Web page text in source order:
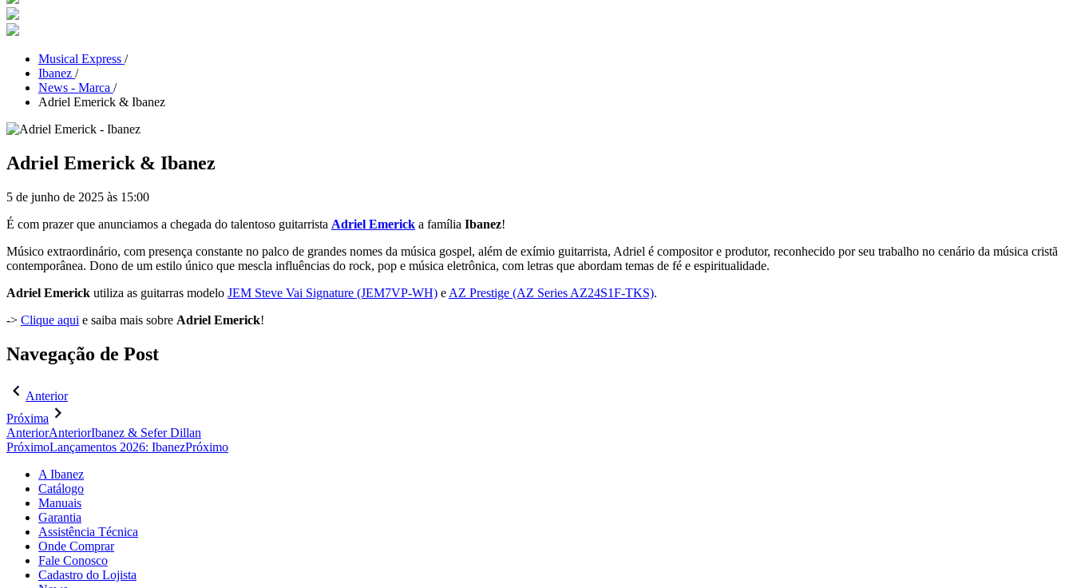
Musical Express /
Ibanez /
News - Marca /
Adriel Emerick & Ibanez
Adriel Emerick & Ibanez
5 de junho de 2025 às 15:00
É com prazer que anunciamos a chegada do talentoso guitarrista Adriel Emerick a família Ibanez!
Músico extraordinário, com presença constante no palco de grandes nomes da música gospel, além de exímio guitarrista, Adriel é compositor e produtor, reconhecido por seu trabalho no cenário da música cristã
contemporânea. Dono de um estilo único que mescla influências do rock, pop e música eletrônica, com letras que abordam temas de fé e espiritualidade.
Adriel Emerick utiliza as guitarras modelo JEM Steve Vai Signature (JEM7VP-WH) e AZ Prestige (AZ Series AZ24S1F-TKS).
-> Clique aqui e saiba mais sobre Adriel Emerick!
Navegação de Post
Anterior
Próxima
AnteriorAnteriorIbanez & Sefer Dillan
PróximoLançamentos 2026: IbanezPróximo
A Ibanez
Catálogo
Manuais
Garantia
Assistência Técnica
Onde Comprar
Fale Conosco
Cadastro do Lojista